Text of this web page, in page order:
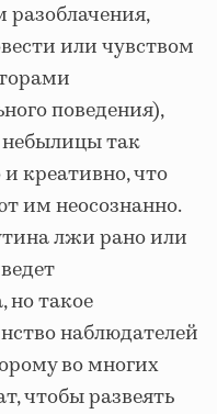
разоблачения,
или чувством
поведения),
так
и креативно, что
им неосознанно.
лжи рано или
но такое
наблюдателей
во многих
чтобы развеять